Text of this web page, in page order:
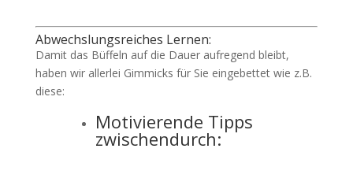
Abwechslungsreiches Lernen:
Damit das Büffeln auf die Dauer aufregend bleibt,
haben wir allerlei Gimmicks für Sie eingebettet wie z.B.
diese:
Motivierende Tipps
zwischendurch: